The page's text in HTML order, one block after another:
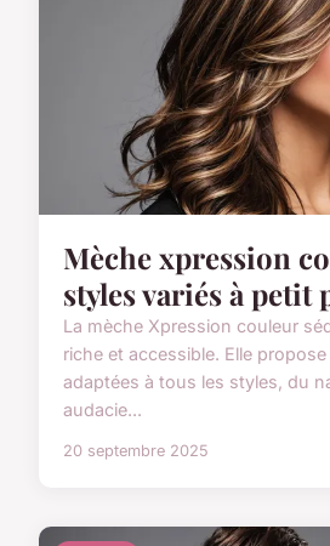
Mèche xpression
styles variés à petit
La mèche Xpression couleur
riche et accessible. Elle
adaptées à tous les styles, du
audacie...
20 septembre 2025